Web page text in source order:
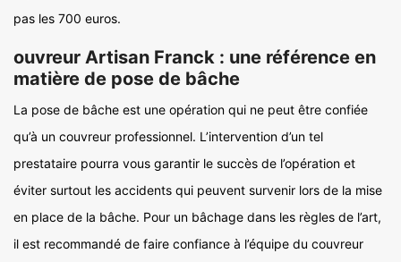
pas les 700 euros.
ouvreur Artisan Franck : une référence en
matière de pose de bâche
La pose de bâche est une opération qui ne peut être confiée
qu’à un couvreur professionnel. L’intervention d’un tel
prestataire pourra vous garantir le succès de l’opération et
éviter surtout les accidents qui peuvent survenir lors de la mise
en place de la bâche. Pour un bâchage dans les règles de l’art,
il est recommandé de faire confiance à l’équipe du couvreur